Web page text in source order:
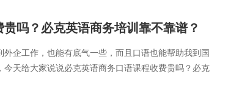
吗？必克英语商务培训靠不靠谱？
企工作，也能有底气一些，而且口语也能帮助我到国
天给大家说说必克英语商务口语课程收费贵吗？必克